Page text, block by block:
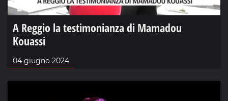
A Reggio la testimonianza di Mamadou
Kouassi
04 giugno 2024